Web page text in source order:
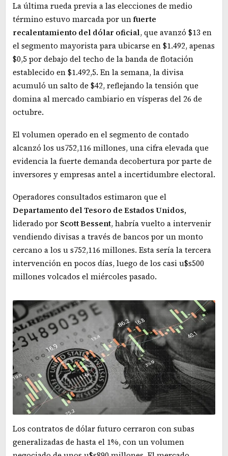
La última rueda previa a las elecciones de medio
término estuvo marcada por unfuerte
recalentamiento del dólar oficial, que avanzó $13 en
el segmento mayorista para ubicarse en $1.492, apenas
$0,5 por debajo del techo de la banda de flotación
establecido en $1.492,5. En la semana, la divisa
acumuló un salto de $42, reflejando la tensión que
domina al mercado cambiario en vísperas del 26 de
octubre.
El volumen operado en el segmento de contado
alcanzó los us752,116 millones, una cifra elevada que
evidencia la fuerte demanda decobertura por parte de
inversores y empresas antel a incertidumbre electoral.
Operadores consultados estimaron que el
Departamento del Tesoro de Estados Unidos,
liderado por Scott Bessent, habría vuelto a intervenir
vendiendo divisas a través de bancos por un monto
cercano a los u s752,116 millones. Esta sería la tercera
intervención en pocos días, luego de los casi u$s500
millones volcados el miércoles pasado.
Los contratos de dólar futuro cerraron con subas
generalizadas de hasta el 1%, con un volumen